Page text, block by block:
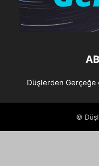
Düşlerden Gerçeğe
©